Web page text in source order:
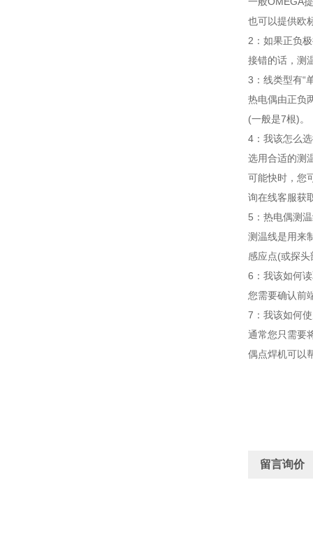
也可以提供欧
2：如果正负
接错的话，测
3：线类型有“
热电偶由正负
(一般是7根)。
4：我该怎么
选用合适的测
可能快时，您
询在线客服获
5：热电偶测
测温线是用来
感应点(或探
6：我该如何
您需要确认前
7：我该如何
通常您只需要
偶点焊机可以
留言询价